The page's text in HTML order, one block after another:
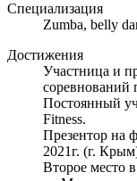
Специализация
Zumba, belly
Достижения
Участница и
соревнований
Постоянный
Fitness.
Презентор на
2021г. (г.
Второе место